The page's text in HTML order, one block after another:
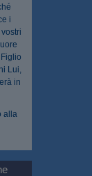
i
Lui,
in
alla